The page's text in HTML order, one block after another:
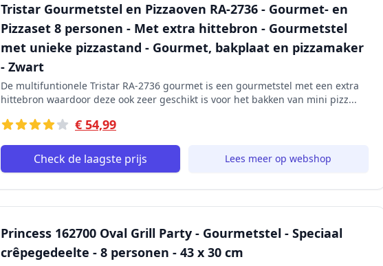
Tristar Gourmetstel en Pizzaoven RA-2736 - Gourmet- en
Pizzaset 8 personen - Met extra hittebron - Gourmetstel
met unieke pizzastand - Gourmet, bakplaat en pizzamaker
- Zwart
De multifuntionele Tristar RA-2736 gourmet is een gourmetstel met een extra
hittebron waardoor deze ook zeer geschikt is voor het bakken van mini pizz...
€ 54,99
Check de laagste prijs Lees meer op webshop
Princess 162700 Oval Grill Party - Gourmetstel - Speciaal
crêpegedeelte - 8 personen - 43 x 30 cm